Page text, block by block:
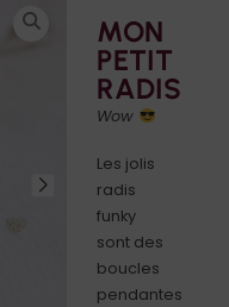
MON
PETIT
RADIS
Wow
Les jolis
radis
funky
sont des
boucles
pendantes